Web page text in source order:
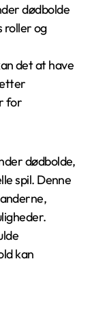
dødbolde
roller og
det at have
for
dødbolde,
spil. Denne
kan